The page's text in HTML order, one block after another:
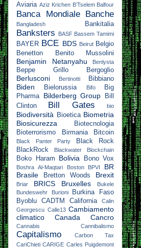
Aviaria Aziz Krichen B’Tselem Balfour
Banca Mondiale Banche
Bangladesh Bankitalia
Banksters BASF Bassem Tamimi
BAYER BCE BDS Beirut Belgio
Benetton
Benito Mussolini
Benjamin Netanyahu Benlysta
Beppe Grillo Bergoglio
Berlusconi Bertinotti Bibbiano
Biden Bielorussia Bifo
Big
Pharma
Bilderberg Group
Bill
Clinton
Bill Gates bio
Biodiversità Bioetica Biometria
Biosicurezza
Biotecnologia
Bioterrorismo
Birmania Bitcoin
Black Panter Party
Black Rock
BlackRock
Blackwater Blockchain
Boko Haram Bolivia Bono Vox
Boshra Al-Maqtari Boston BPVI
BR
Brasile
Bretton Woods Brexit
Briar BRICS Bruxelles
Bukele
Bundeswehr
Burioni
Burkina Faso
Byoblu
CADTM California
Calin
Georgescu Calle13 Cambiamento
climatico
Canada Cancro
Cannabis Cannibalismo
Capitalismo
Carbon Tax
CariChieti CARIGE Carles Puigdemont